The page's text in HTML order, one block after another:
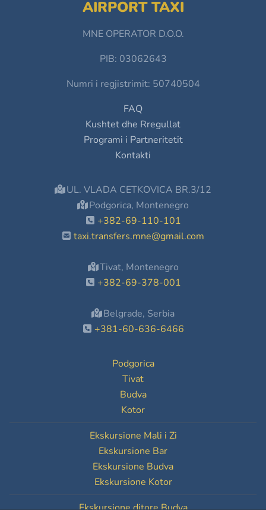
AIRPORT TAXI
MNE OPERATOR D.O.O.
PIB: 03062643
Numri i regjistrimit: 50740504
FAQ
Kushtet dhe Rregullat
Programi i Partneritetit
Kontakti
UL. VLADA CETKOVICA BR.3/12
Podgorica, Montenegro
+382-69-110-101
taxi.transfers.mne@gmail.com
Tivat, Montenegro
+382-69-378-001
Belgrade, Serbia
+381-60-636-6466
Podgorica
Tivat
Budva
Kotor
Ekskursione Mali i Zi
Ekskursione Bar
Ekskursione Budva
Ekskursione Kotor